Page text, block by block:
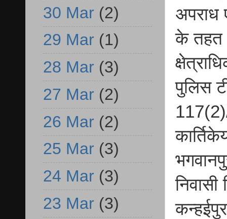
अपराध
के तहत
पुलिस
30 Mar (2)
29 Mar (1)
28 Mar (3)
27 Mar (2)
26 Mar (2)
25 Mar (3)
24 Mar (3)
23 Mar (3)